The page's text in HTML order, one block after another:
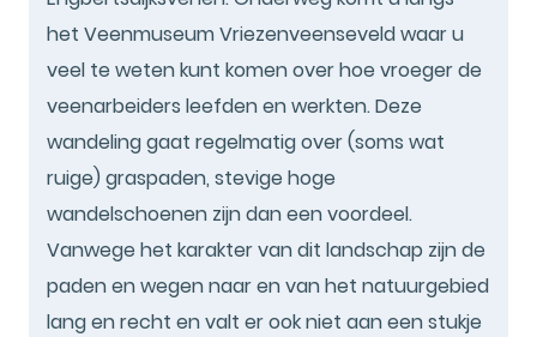
het Veenmuseum Vriezenveenseveld waar u
veel te weten kunt komen over hoe vroeger de
veenarbeiders leefden en werkten. Deze
wandeling gaat regelmatig over (soms wat
ruige) graspaden, stevige hoge
wandelschoenen zijn dan een voordeel.
Vanwege het karakter van dit landschap zijn de
paden en wegen naar en van het natuurgebied
lang en recht en valt er ook niet aan een stukje